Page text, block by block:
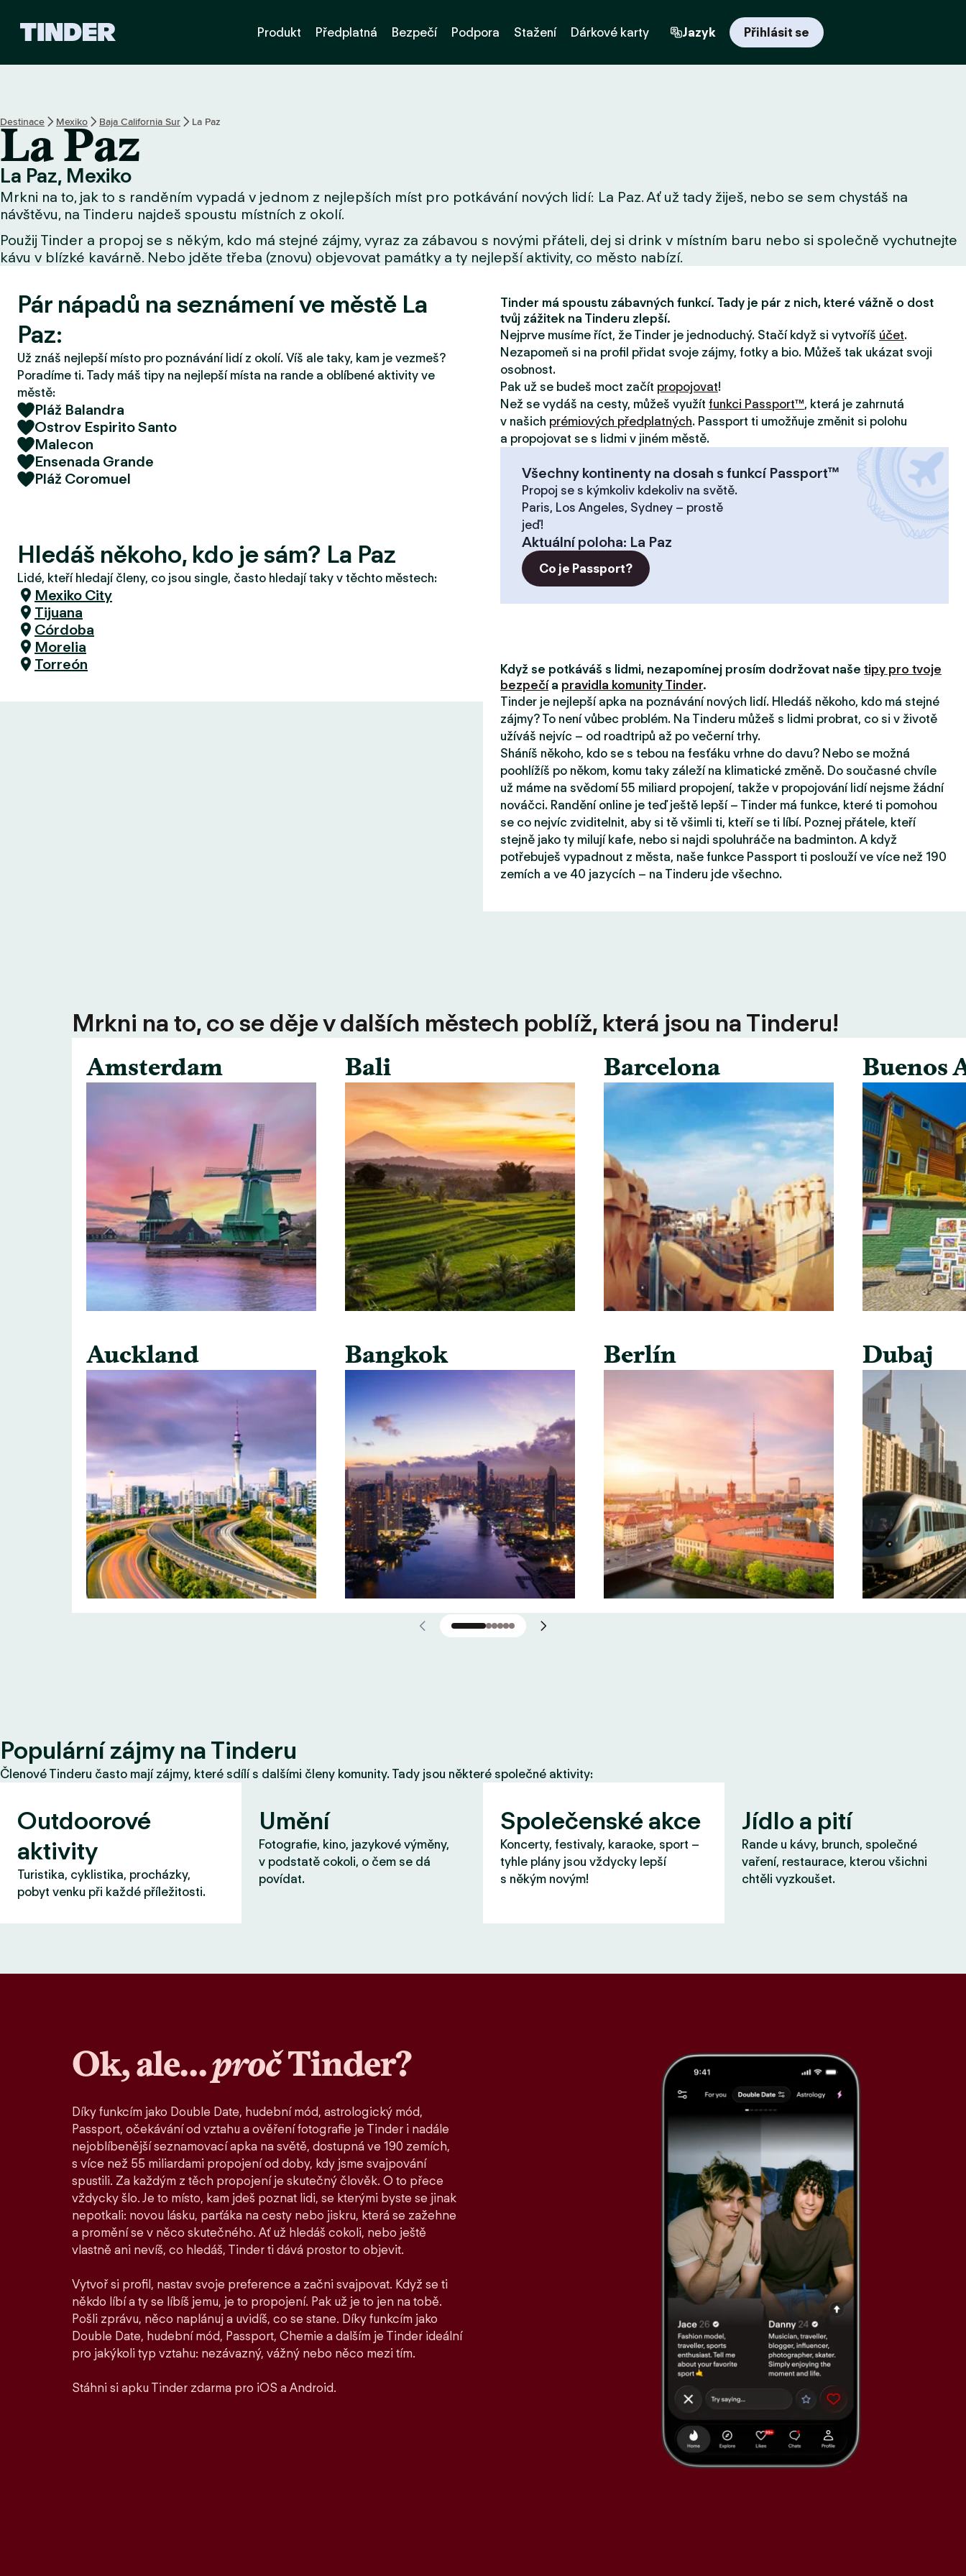
k
á
s
r
á
n
a
T
d
e
Produkt Předplatná Bezpečí Podpora Stažení Dárkové karty Jazyk Přihlásit se
Destinace Mexiko Baja California Sur La Paz
La Paz
La Paz, Mexiko
Mrkni na to, jak to s randěním vypadá v jednom z nejlepších míst pro potkávání nových lidí: La Paz. Ať už tady žiješ, nebo se sem chystáš na
návštěvu, na Tinderu najdeš spoustu místních z okolí.
Použij Tinder a propoj se s někým, kdo má stejné zájmy, vyraz za zábavou s novými přáteli, dej si drink v místním baru nebo si společně vychutnejte
kávu v blízké kavárně. Nebo jděte třeba (znovu) objevovat památky a ty nejlepší aktivity, co město nabízí.
Pár nápadů na seznámení ve městě La
Paz:
Už znáš nejlepší místo pro poznávání lidí z okolí. Víš ale taky, kam je vezmeš?
Poradíme ti. Tady máš tipy na nejlepší místa na rande a oblíbené aktivity ve
městě:
Pláž Balandra
Ostrov Espirito Santo
Malecon
Ensenada Grande
Pláž Coromuel
Hledáš někoho, kdo je sám? La Paz
Lidé, kteří hledají členy, co jsou single, často hledají taky v těchto městech:
Mexiko City
Tijuana
Córdoba
Morelia
Torreón
Tinder má spoustu zábavných funkcí. Tady je pár z nich, které vážně o dost
tvůj zážitek na Tinderu zlepší.
Nejprve musíme říct, že Tinder je jednoduchý. Stačí když si vytvoříš účet.
Nezapomeň si na profil přidat svoje zájmy, fotky a bio. Můžeš tak ukázat svoji
osobnost.
Pak už se budeš moct začít propojovat!
Než se vydáš na cesty, můžeš využít funkci Passport™, která je zahrnutá
v našich prémiových předplatných. Passport ti umožňuje změnit si polohu
a propojovat se s lidmi v jiném městě.
Všechny kontinenty na dosah s funkcí Passport™
Propoj se s kýmkoliv kdekoliv na světě.
Paris, Los Angeles, Sydney – prostě
jeď!
Aktuální poloha: La Paz
Co je Passport?
Když se potkáváš s lidmi, nezapomínej prosím dodržovat naše tipy pro tvoje
bezpečía pravidla komunity Tinder.
Tinder je nejlepší apka na poznávání nových lidí. Hledáš někoho, kdo má stejné
zájmy? To není vůbec problém. Na Tinderu můžeš s lidmi probrat, co si v životě
užíváš nejvíc – od roadtripů až po večerní trhy.
Sháníš někoho, kdo se s tebou na fesťáku vrhne do davu? Nebo se možná
poohlížíš po někom, komu taky záleží na klimatické změně. Do současné chvíle
už máme na svědomí 55 miliard propojení, takže v propojování lidí nejsme žádní
nováčci. Randění online je teď ještě lepší – Tinder má funkce, které ti pomohou
se co nejvíc zviditelnit, aby si tě všimli ti, kteří se ti líbí. Poznej přátele, kteří
stejně jako ty milují kafe, nebo si najdi spoluhráče na badminton. A když
potřebuješ vypadnout z města, naše funkce Passport ti poslouží ve více než 190
zemích a ve 40 jazycích – na Tinderu jde všechno.
Mrkni na to, co se děje v dalších městech poblíž, která jsou na Tinderu!
Amsterdam
Auckland
Bali
Bangkok
Barcelona
Berlín
Buenos
Dubaj
Populární zájmy na Tinderu
Členové Tinderu často mají zájmy, které sdílí s dalšími členy komunity. Tady jsou některé společné aktivity:
Outdoorové
aktivity
Turistika, cyklistika, procházky,
pobyt venku při každé příležitosti.
Umění
Fotografie, kino, jazykové výměny,
v podstatě cokoli, o čem se dá
povídat.
Společenské akce
Koncerty, festivaly, karaoke, sport –
tyhle plány jsou vždycky lepší
s někým novým!
Jídlo a pití
Rande u kávy, brunch, společné
vaření, restaurace, kterou všichni
chtěli vyzkoušet.
Ok, ale…pročTinder?
Díky funkcím jako Double Date, hudební mód, astrologický mód,
Passport, očekávání od vztahu a ověření fotografie je Tinder i nadále
nejoblíbenější seznamovací apka na světě, dostupná ve 190 zemích,
s více než 55 miliardami propojení od doby, kdy jsme svajpování
spustili. Za každým z těch propojení je skutečný člověk. O to přece
vždycky šlo. Je to místo, kam jdeš poznat lidi, se kterými byste se jinak
nepotkali: novou lásku, parťáka na cesty nebo jiskru, která se zažehne
a promění se v něco skutečného. Ať už hledáš cokoli, nebo ještě
vlastně ani nevíš, co hledáš, Tinder ti dává prostor to objevit.
Vytvoř si profil, nastav svoje preference a začni svajpovat. Když se ti
někdo líbí a ty se líbíš jemu, je to propojení. Pak už je to jen na tobě.
Pošli zprávu, něco naplánuj a uvidíš, co se stane. Díky funkcím jako
Double Date, hudební mód, Passport, Chemie a dalším je Tinder ideální
pro jakýkoli typ vztahu: nezávazný, vážný nebo něco mezi tím.
Stáhni si apku Tinder zdarma pro iOS a Android.